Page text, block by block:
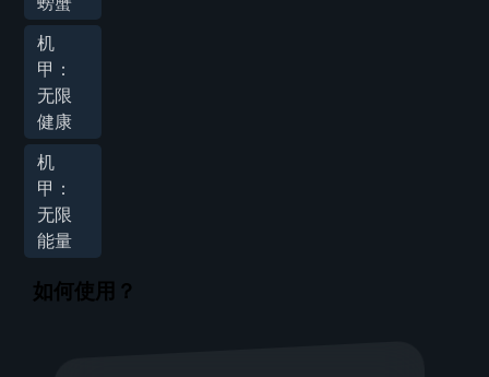
机
甲：
无限
健康
机
甲：
无限
能量
如何使用？